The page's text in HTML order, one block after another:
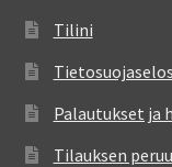
Tilini
Palautukset ja
Tilauksen